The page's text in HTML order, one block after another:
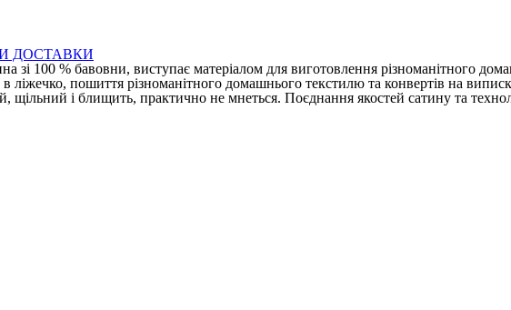
ДОСТАВКИ
зі 100 % бавовни, виступає матеріалом для виготовлення різноманітного
в ліжечко, пошиття різноманітного домашнього текстилю та конвертів на
і блищить, практично не мнеться. Поєднання якостей сатину та